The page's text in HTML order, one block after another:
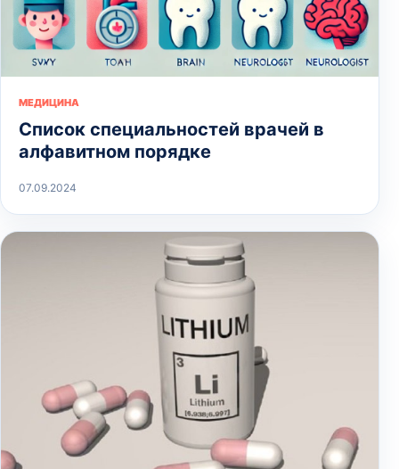
МЕДИЦИНА
Список специальностей врачей в
алфавитном порядке
07.09.2024